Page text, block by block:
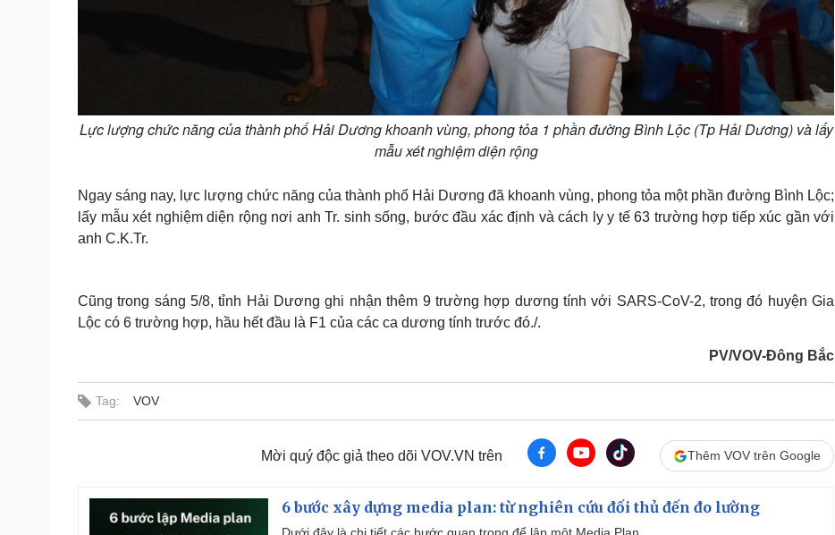
Lực lượng chức năng của thành phố Hải Dương khoanh vùng, phong tỏa 1 phần đường Bình Lộc (Tp Hải Dương) và lấy
mẫu xét nghiệm diện rộng
Ngay sáng nay, lực lượng chức năng của thành phố Hải Dương đã khoanh vùng, phong tỏa một phần đường Bình Lộc;
lấy mẫu xét nghiệm diện rộng nơi anh Tr. sinh sống, bước đầu xác định và cách ly y tế 63 trường hợp tiếp xúc gần với
anh C.K.Tr.
Cũng trong sáng 5/8, tỉnh Hải Dương ghi nhận thêm 9 trường hợp dương tính với SARS-CoV-2, trong đó huyện Gia
Lộc có 6 trường hợp, hầu hết đầu là F1 của các ca dương tính trước đó./.
PV/VOV-Đông Bắc
Tag: VOV
Mời quý độc giả theo dõi VOV.VN trên Thêm VOV trên Google
6 bước xây dựng media plan: từ nghiên cứu đối thủ đến đo lường